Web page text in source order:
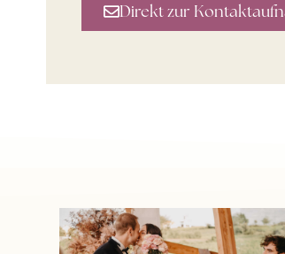
Direkt zur